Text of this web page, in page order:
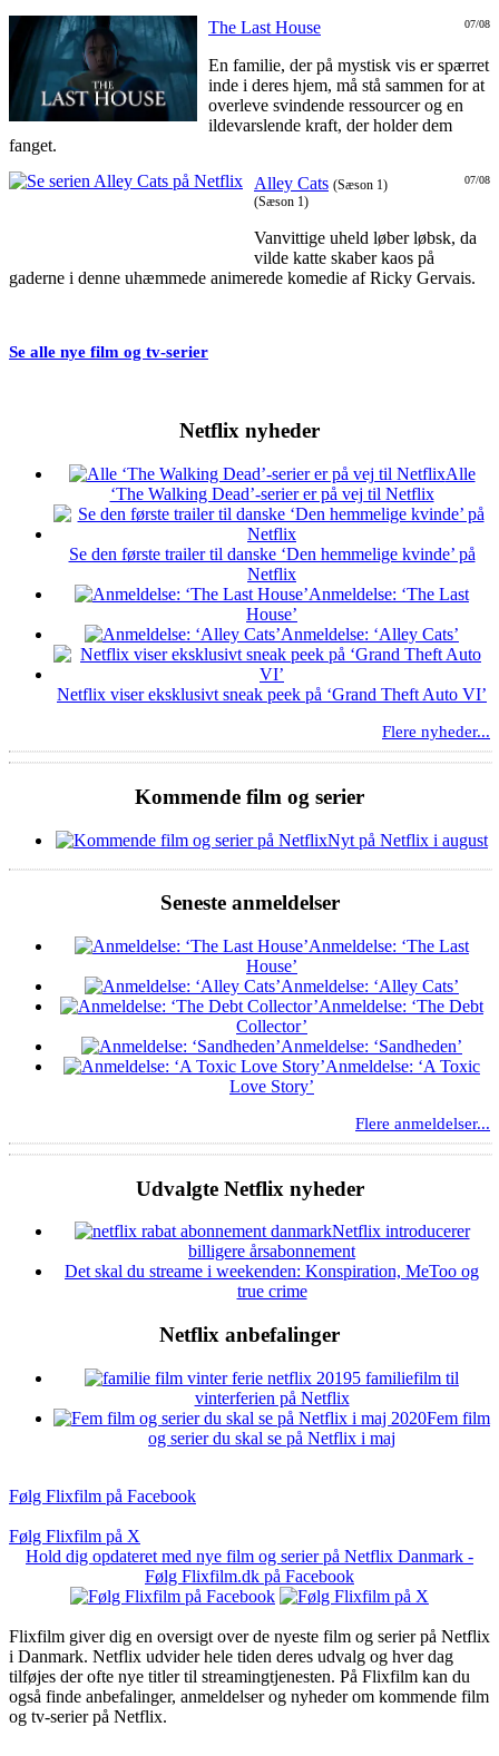
07/08
The Last House
En familie, der på mystisk vis er spærret
inde i deres hjem, må stå sammen for at
overleve svindende ressourcer og en
ildevarslende kraft, der holder dem
fanget.
07/08
Alley Cats (Sæson 1)
(Sæson 1)
Vanvittige uheld løber løbsk, da
vilde katte skaber kaos på
gaderne i denne uhæmmede animerede komedie af Ricky Gervais.
Se alle nye film og tv-serier
Netflix nyheder
Alle
‘The Walking Dead’-serier er på vej til Netflix
Se den første trailer til danske ‘Den hemmelige kvinde’ på
Netflix
Anmeldelse: ‘The Last
House’
Anmeldelse: ‘Alley Cats’
Netflix viser eksklusivt sneak peek på ‘Grand Theft Auto VI’
Flere nyheder...
Kommende film og serier
Nyt på Netflix i august
Seneste anmeldelser
Anmeldelse: ‘The Last
House’
Anmeldelse: ‘Alley Cats’
Anmeldelse: ‘The Debt
Collector’
Anmeldelse: ‘Sandheden’
Anmeldelse: ‘A Toxic
Love Story’
Flere anmeldelser...
Udvalgte Netflix nyheder
Netflix introducerer
billigere årsabonnement
Det skal du streame i weekenden: Konspiration, MeToo og
true crime
Netflix anbefalinger
5 familiefilm til
vinterferien på Netflix
Fem film
og serier du skal se på Netflix i maj
Følg Flixfilm på Facebook
Følg Flixfilm på X
Hold dig opdateret med nye film og serier på Netflix Danmark -
Følg Flixfilm.dk på Facebook
Flixfilm giver dig en oversigt over de nyeste film og serier på Netflix
i Danmark. Netflix udvider hele tiden deres udvalg og hver dag
tilføjes der ofte nye titler til streamingtjenesten. På Flixfilm kan du
også finde anbefalinger, anmeldelser og nyheder om kommende film
og tv-serier på Netflix.